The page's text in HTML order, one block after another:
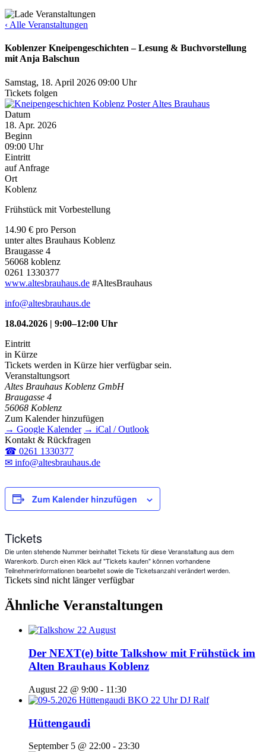
‹ Alle Veranstaltungen
Koblenzer Kneipengeschichten – Lesung & Buchvorstellung
mit Anja Balschun
Samstag, 18. April 2026 09:00 Uhr
Tickets folgen
Datum
18. Apr. 2026
Beginn
09:00 Uhr
Eintritt
auf Anfrage
Ort
Koblenz
Frühstück mit Vorbestellung
14.90 € pro Person
unter altes Brauhaus Koblenz
Braugasse 4
56068 koblenz
0261 1330377
www.altesbrauhaus.de #AltesBrauhaus
info@altesbrauhaus.de
18.04.2026 | 9:00–12:00 Uhr
Eintritt
in Kürze
Tickets werden in Kürze hier verfügbar sein.
Veranstaltungsort
Altes Brauhaus Koblenz GmbH
Braugasse 4
56068 Koblenz
Zum Kalender hinzufügen
→ Google Kalender → iCal / Outlook
Kontakt & Rückfragen
☎ 0261 1330377
✉ info@altesbrauhaus.de
Zum Kalender hinzufügen
Tickets
Die unten stehende Nummer beinhaltet Tickets für diese Veranstaltung aus dem
Warenkorb. Durch einen Klick auf "Tickets kaufen" können vorhandene
Teilnehmerinformationen bearbeitet sowie die Ticketsanzahl verändert werden.
Tickets sind nicht länger verfügbar
Ähnliche Veranstaltungen
Der NEXT(e) bitte Talkshow mit Frühstück im
Alten Brauhaus Koblenz
August 22 @ 9:00 - 11:30
Hüttengaudi
September 5 @ 22:00 - 23:30